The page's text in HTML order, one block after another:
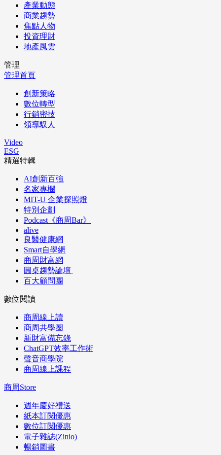
產業動態
商業趨勢
焦點人物
投資理財
地產風雲
管理
管理首頁
創新策略
數位轉型
行銷密技
領導馭人
Video
ESG
精選特輯
AI創新百強
名家專欄
MIT-U 企業探照燈
特別企劃
Podcast《商周Bar》
alive
良醫健康網
Smart自學網
商周財富網
圓桌趨勢論壇
百大顧問團
數位閱讀
商周線上讀
商周共學圈
新財富備忘錄
ChatGPT效率工作術
聲音商學院
商周線上課程
商周Store
週年慶好禮送
紙本訂閱優惠
數位訂閱優惠
電子雜誌(Zinio)
暢銷圖書